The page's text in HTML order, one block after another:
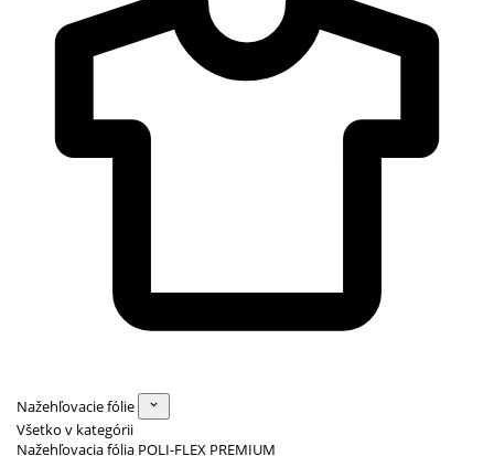
Nažehľovacie fólie
Všetko v kategórii
Nažehľovacia fólia POLI-FLEX PREMIUM